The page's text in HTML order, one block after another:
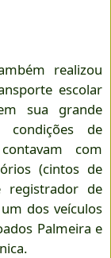
realizou
escolar
sua grande
de
com
(cintos de
registrador de
dos veículos
Palmeira e